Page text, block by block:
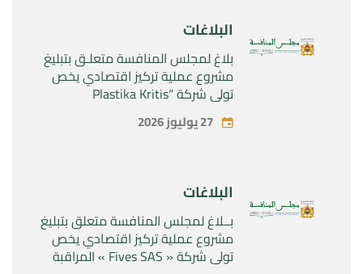
البلاغات
بلاغ لمجلس المنافسة متعلـق بتبليغ
مشروع عملية تركيز اقتصادي يخص
تولي شركة “Plastika Kritis
SA”المراقبة الحصرية لشركة
“Naturplas Industrial SARL” 27 يوليوز 2026
البلاغات
بــلاغ لمجلس المنافسة متعلق بتبليغ
مشروع عملية تركيز اقتصادي يخص
تولي شركة « Fives SAS » المراقبة